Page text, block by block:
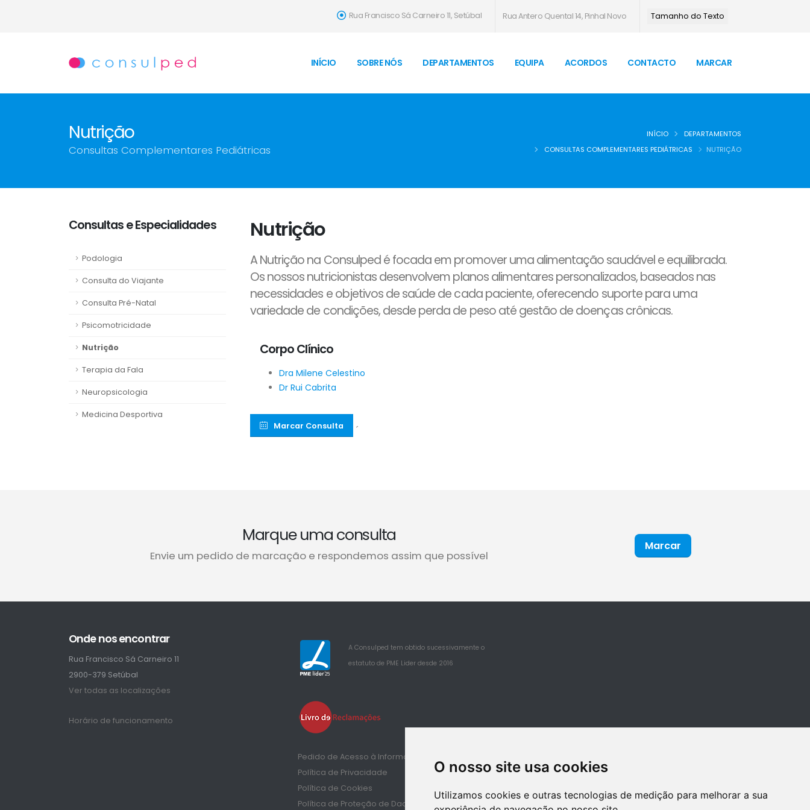
O nosso site usa cookies
Utilizamos cookies e outras tecnologias de medição para melhorar a sua
Rua Francisco Sá Carneiro 11, Setúbal Rua Antero Quental 14, Pinhal Novo Tamanho do Texto
INÍCIO SOBRE NÓS DEPARTAMENTOS EQUIPA ACORDOS CONTACTO MARCAR
Nutrição
Consultas Complementares Pediátricas
INÍCIO
DEPARTAMENTOS
CONSULTAS COMPLEMENTARES PEDIÁTRICAS
NUTRIÇÃO
Consultas e Especialidades
Podologia
Consulta do Viajante
Consulta Pré-Natal
Psicomotricidade
Nutrição
Terapia da Fala
Neuropsicologia
Medicina Desportiva
Nutrição
A Nutrição na Consulped é focada em promover uma alimentação saudável e equilibrada.
Os nossos nutricionistas desenvolvem planos alimentares personalizados, baseados nas
necessidades e objetivos de saúde de cada paciente, oferecendo suporte para uma
variedade de condições, desde perda de peso até gestão de doenças crônicas.
Corpo Clínico
Dra Milene Celestino
Dr Rui Cabrita
Marcar Consulta ´
Marque uma consulta
Envie um pedido de marcação e respondemos assim que possível
Marcar
Onde nos encontrar
Rua Francisco Sá Carneiro 11
2900-379 Setúbal
Ver todas as localizações
Horário de funcionamento
25
A Consulped tem obtido sucessivamente o
estatuto de PME Lider desde 2016
Pedido de Acesso à Informação de Saúde
Política de Privacidade
Política de Cookies
Política de Proteção de Dados